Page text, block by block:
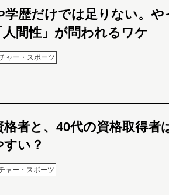
学歴だけでは足りない。や
間性」が問われるワケ
ャー・スポーツ
格者と、40代の資格取得者
い？
ャー・スポーツ